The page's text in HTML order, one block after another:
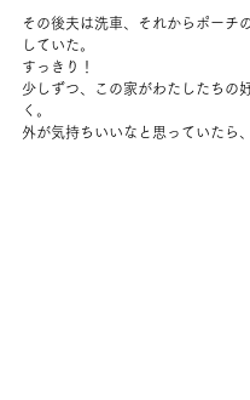
その後夫は洗車、それからポーチ
していた。
すっきり！
少しずつ、この家がわたしたちの
く。
外が気持ちいいなと思っていたら